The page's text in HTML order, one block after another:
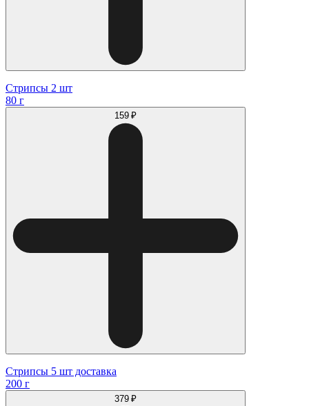
Стрипсы 2 шт
80 г
159 ₽
Стрипсы 5 шт доставка
200 г
379 ₽